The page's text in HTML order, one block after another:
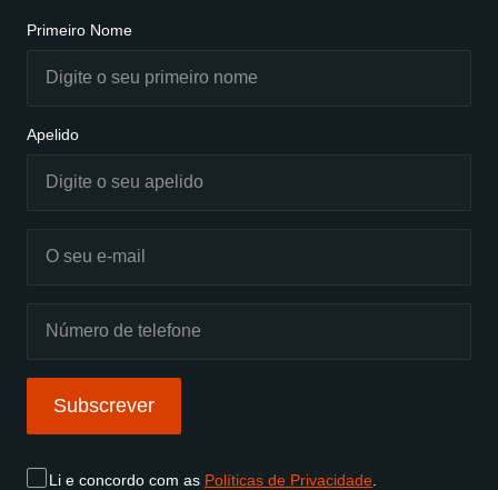
Primeiro Nome
Apelido
Subscrever
Li e concordo com as Políticas de Privacidade